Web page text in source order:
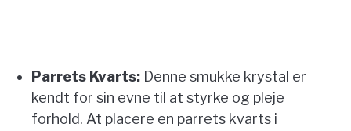
Parrets Kvarts: Denne smukke krystal er
kendt for sin evne til at styrke og pleje
forhold. At placere en parrets kvarts i